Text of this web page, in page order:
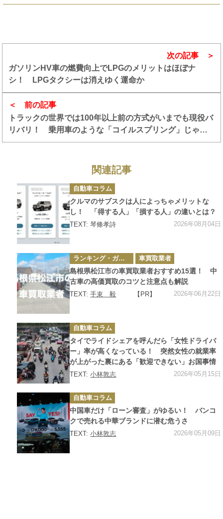
前の記事
トラックの世界では100年以上前の方式がいまでも現役バ
リバリ！ 乗用車のような「コイルスプリング」じゃな
く「リーフスプリング」が主流なワケ
次の記事
ガソリンHV車の燃費向上でLPGのメリットはほぼナ
シ！ LPGタクシーは消えゆく運命か
関連記事
カ
テ
ゴ
リ
ー
自動車コラム
クルマのサブスクは人によっちゃメリットな
し！ 「得する人」「損する人」の違いとは？
TEXT: 琴條孝詩 2026年08月04日
カ
テ
ゴ
リ
ー
ランキング・ガイド 車買取業者
島根県松江市の車買取業者おすすめ15選！ 中
古車の高価買取のコツと注意点も解説
TEXT:手束 毅 【PR】 2026年06月22日
カ
テ
ゴ
リ
ー
自動車コラム
タイでライドシェアを呼んだら「女性ドライバ
ー」率が高くなっている！ 突然女性の就業率
が上がった裏にある「歓迎できない」お国事情
TEXT:小林敦志 2026年05月15日
カ
テ
ゴ
リ
ー
自動車コラム
中国車だけ「ローン審査」がゆるい！ バンコ
クで売れる中華ブランドに潜む危うさ
TEXT:小林敦志 2026年05月09日